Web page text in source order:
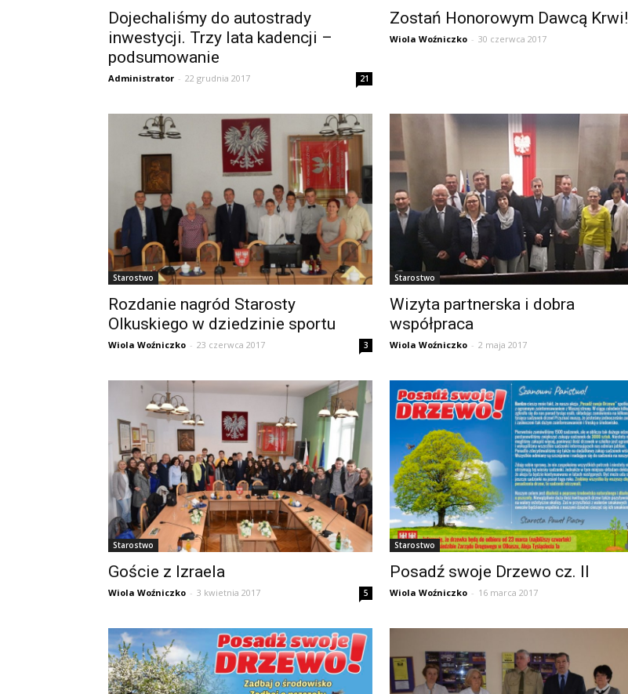
Dojechaliśmy do autostrady
inwestycji. Trzy lata kadencji –
podsumowanie
Administrator - 22 grudnia 2017 21
Zostań Honorowym Dawcą Krwi!
Wiola Woźniczko - 30 czerwca 2017
Starostwo
Rozdanie nagród Starosty
Olkuskiego w dziedzinie sportu
Wiola Woźniczko - 23 czerwca 2017 3
Starostwo
Wizyta partnerska i dobra
współpraca
Wiola Woźniczko - 2 maja 2017
Starostwo
Goście z Izraela
Wiola Woźniczko - 3 kwietnia 2017 5
Starostwo
Posadź swoje Drzewo cz. II
Wiola Woźniczko - 16 marca 2017